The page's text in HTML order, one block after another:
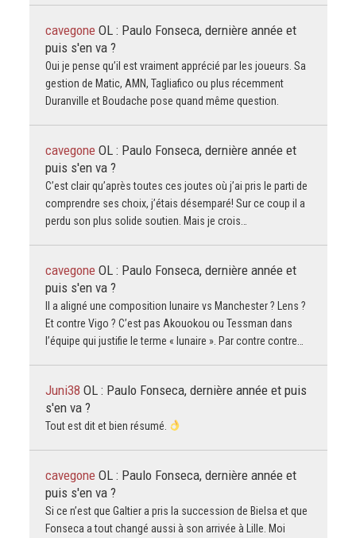
cavegone OL : Paulo Fonseca, dernière année et
puis s'en va ?
Oui je pense qu’il est vraiment apprécié par les joueurs. Sa
gestion de Matic, AMN, Tagliafico ou plus récemment
Duranville et Boudache pose quand même question.
cavegone OL : Paulo Fonseca, dernière année et
puis s'en va ?
C’est clair qu’après toutes ces joutes où j’ai pris le parti de
comprendre ses choix, j’étais désemparé! Sur ce coup il a
perdu son plus solide soutien. Mais je crois…
cavegone OL : Paulo Fonseca, dernière année et
puis s'en va ?
Il a aligné une composition lunaire vs Manchester ? Lens ?
Et contre Vigo ? C’est pas Akouokou ou Tessman dans
l’équipe qui justifie le terme « lunaire ». Par contre contre…
Juni38 OL : Paulo Fonseca, dernière année et puis
s'en va ?
Tout est dit et bien résumé.
cavegone OL : Paulo Fonseca, dernière année et
puis s'en va ?
Si ce n’est que Galtier a pris la succession de Bielsa et que
Fonseca a tout changé aussi à son arrivée à Lille. Moi